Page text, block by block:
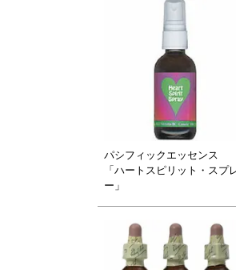
パシフィックエッセンス
「ハートスピリット・スプ
ー」